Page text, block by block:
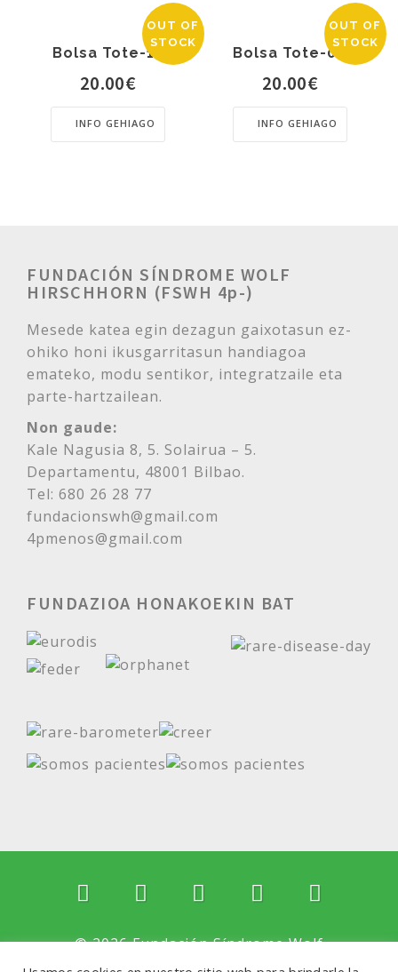
OUT OF
STOCK
Bolsa Tote-12
20.00€
INFO GEHIAGO
OUT OF
STOCK
Bolsa Tote-06
20.00€
INFO GEHIAGO
FUNDACIÓN SÍNDROME WOLF
HIRSCHHORN (FSWH 4p-)
Mesede katea egin dezagun gaixotasun ez-
ohiko honi ikusgarritasun handiagoa
emateko, modu sentikor, integratzaile eta
parte-hartzailean.
Non gaude:
Kale Nagusia 8, 5. Solairua – 5.
Departamentu, 48001 Bilbao.
Tel: 680 26 28 77
fundacionswh@gmail.com
4pmenos@gmail.com
FUNDAZIOA HONAKOEKIN BAT
© 2026 Fundación Síndrome Wolf